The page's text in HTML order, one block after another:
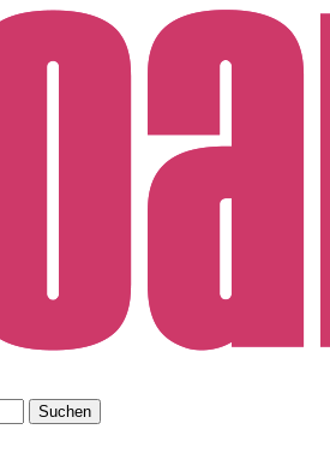
Suchen